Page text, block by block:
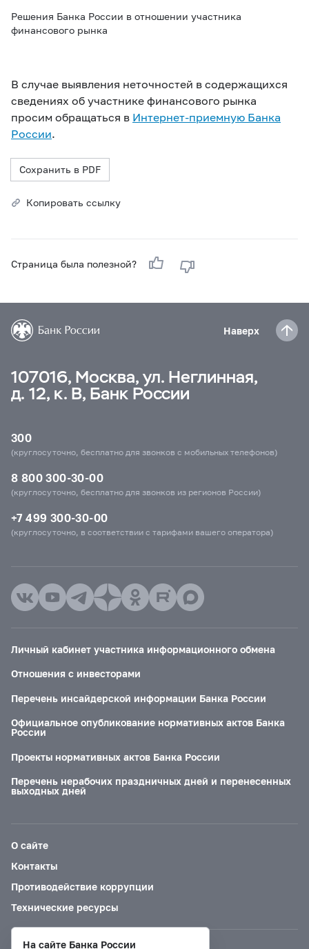
Решения Банка России в отношении участника
финансового рынка
В случае выявления неточностей в содержащихся
сведениях об участнике финансового рынка
просим обращаться в Интернет-приемную Банка
России.
Сохранить в PDF
Копировать ссылку
Страница была полезной?
Наверх
107016, Москва, ул. Неглинная,
д. 12, к. В, Банк России
300
(круглосуточно, бесплатно для звонков с мобильных телефонов)
8 800 300-30-00
(круглосуточно, бесплатно для звонков из регионов России)
+7 499 300-30-00
(круглосуточно, в соответствии с тарифами вашего оператора)
Личный кабинет участника информационного обмена
Отношения с инвесторами
Перечень инсайдерской информации Банка России
Официальное опубликование нормативных актов Банка
России
Проекты нормативных актов Банка России
Перечень нерабочих праздничных дней и перенесенных
выходных дней
О сайте
Контакты
Противодействие коррупции
Технические ресурсы
На сайте Банка России